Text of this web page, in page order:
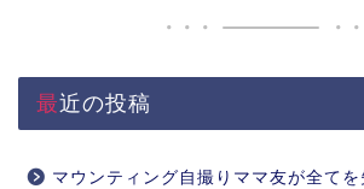
最近の投稿
マウンティング自撮りママ友が全て